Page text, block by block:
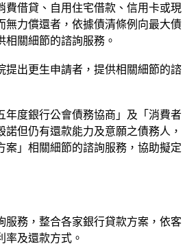
費借貸、自用住宅借款、信用卡或現
無力償還者，依據債清條例向最大債
相關細節的諮詢服務。
提出更生申請者，提供相關細節的諮
年度銀行公會債務協商」及「消費者
但仍有還款能力及意願之債務人，
案」相關細節的諮詢服務，協助擬定
服務，整合各家銀行貸款方案，依客
率及還款方式。